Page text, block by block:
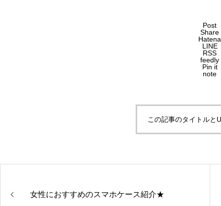
Post
Share
Hatena
LINE
RSS
feedly
Pin it
note
この記事のタイトルと
女性におすすめのスマホケース紹介★